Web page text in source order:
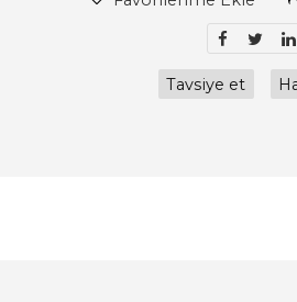
Tavsiye et